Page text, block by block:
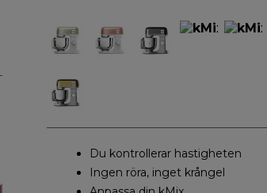
Du kontrollerar hastigheten
Ingen röra, inget krångel